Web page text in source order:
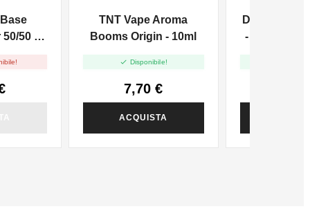
50 -
TNT Vape Aroma
Booms Origin - 10ml
 Disponibile!
7,70 €
ACQUISTA
Don Cristo
- Mix And